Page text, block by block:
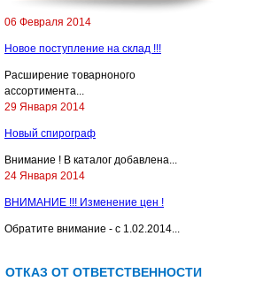
06 Февраля 2014
Новое поступление на склад !!!
Расширение товарноного
ассортимента...
29 Января 2014
Новый спирограф
Внимание ! В каталог добавлена...
24 Января 2014
ВНИМАНИЕ !!! Изменение цен !
Обратите внимание - с 1.02.2014...
ОТКАЗ ОТ ОТВЕТСТВЕННОСТИ